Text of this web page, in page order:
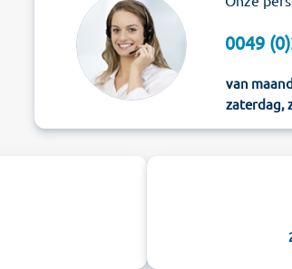
0049
van
zaterdag,